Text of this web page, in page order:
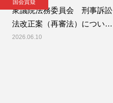
国会質疑
衆議院法務委員会 刑事訴訟
法改正案（再審法）につい…
2026.06.10